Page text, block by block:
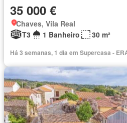
35 000 €
Chaves, Vila Real
T3
1 Banheiro 30 m²
Há 3 semanas, 1 dia em Supercasa -